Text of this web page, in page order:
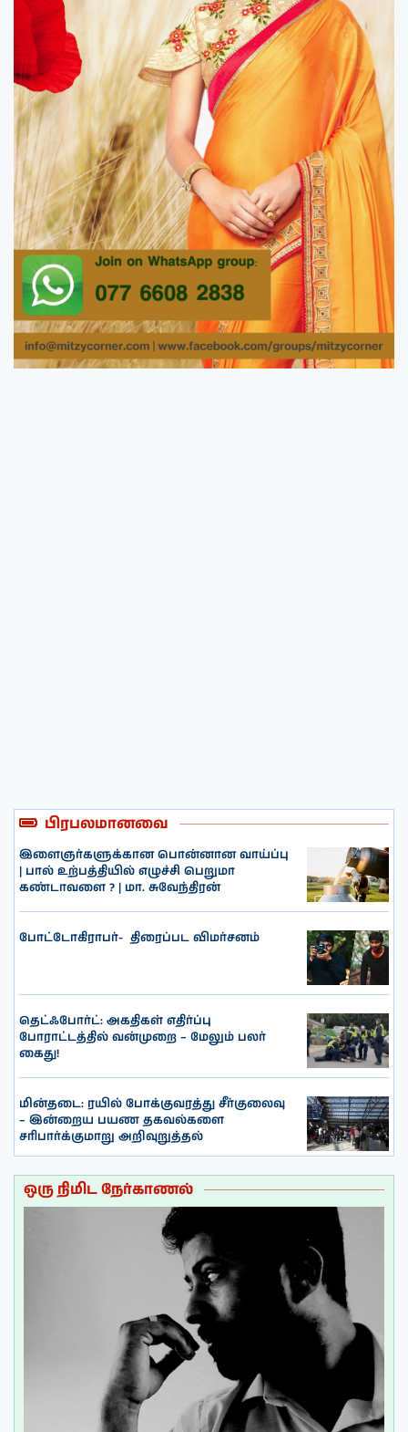
பிரபலமானவை
இளைஞர்களுக்கான பொன்னான வாய்ப்பு
| பால் உற்பத்தியில் எழுச்சி பெறுமா
கண்டாவளை ? | மா. சுவேந்திரன்
போட்டோகிராபர்- ‌ திரைப்பட விமர்சனம்
தெட்ஃபோர்ட்: அகதிகள் எதிர்ப்பு
போராட்டத்தில் வன்முறை – மேலும் பலர்
கைது!
மின்தடை: ரயில் போக்குவரத்து சீர்குலைவு
– இன்றைய பயண தகவல்களை
சரிபார்க்குமாறு அறிவுறுத்தல்
ஒரு நிமிட நேர்காணல்